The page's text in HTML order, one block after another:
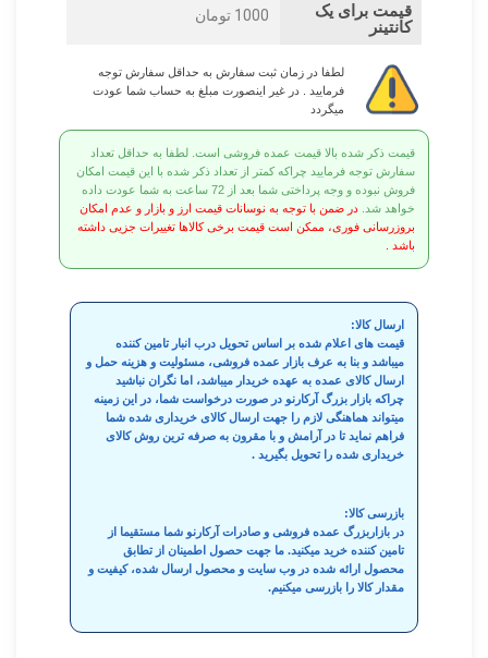
قیمت برای یک
کانتینر
1000 تومان
لطفا در زمان ثبت سفارش به حداقل سفارش توجه
فرمایید . در غیر اینصورت مبلغ به حساب شما عودت
میگردد
قیمت ذکر شده بالا قیمت عمده فروشی است. لطفا به حداقل تعداد
سفارش توجه فرمایید چراکه کمتر از تعداد ذکر شده با این قیمت امکان
فروش نبوده و وجه پرداختی شما بعد از 72 ساعت به شما عودت داده
خواهد شد. در ضمن با توجه به نوسانات قیمت ارز و بازار و عدم امکان
بروزرسانی فوری، ممکن است قیمت برخی کالاها تغییرات جزیی داشته
باشد .
ارسال کالا:
قیمت های اعلام شده بر اساس تحویل درب انبار تامین کننده
میباشد و بنا به عرف بازار عمده فروشی، مسئولیت و هزینه حمل و
ارسال کالای عمده به عهده خریدار میباشد، اما نگران نباشید
چراکه بازار بزرگ آرکارنو در صورت درخواست شما، در این زمینه
میتواند هماهنگی لازم را جهت ارسال کالای خریداری شده شما
فراهم نماید تا در آرامش و با مقرون به صرفه ترین روش کالای
خریداری شده را تحویل بگیرید .
بازرسی کالا:
در بازاربزرگ عمده فروشی و صادرات آرکارنو شما مستقیما از
تامین کننده خرید میکنید. ما جهت حصول اطمینان از تطابق
محصول ارائه شده در وب سایت و محصول ارسال شده، کیفیت و
مقدار کالا را بازرسی میکنیم.